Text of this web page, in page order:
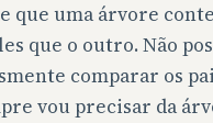
que uma árvore
que o outro. Não
comparar os
vou precisar da